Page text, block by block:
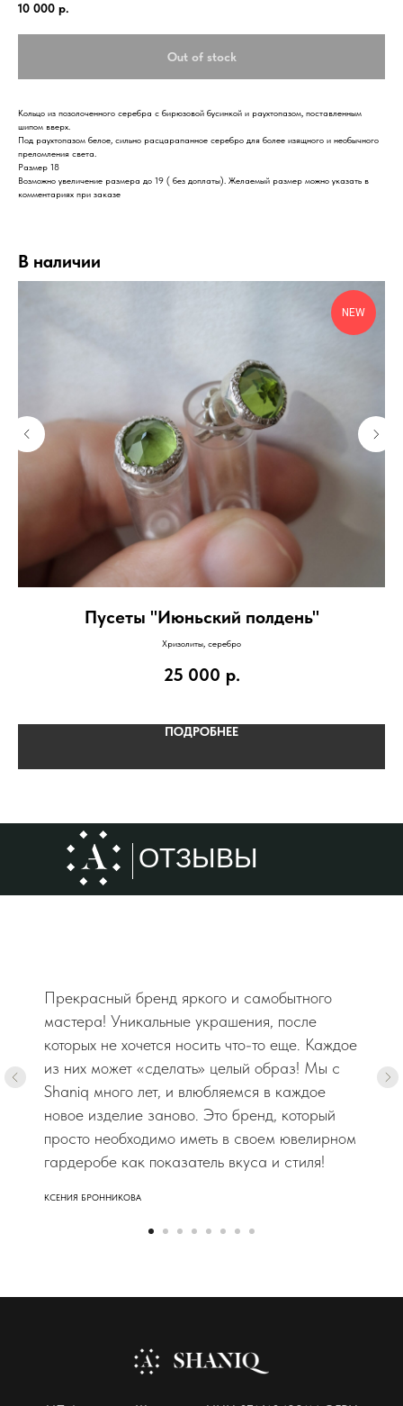
10 000 р.
Out of stock
Кольцо из позолоченного серебра с бирюзовой бусинкой и раухтопазом, поставленным
шипом вверх.
Под раухтопазом белое, сильно расцарапанное серебро для более изящного и необычного
преломления света.
Размер 18
Возможно увеличение размера до 19 ( без доплаты). Желаемый размер можно указать в
комментариях при заказе
В наличии
NEW
Пусеты "Июньский полдень"
Хризолиты, серебро
25 000 р.
ПОДРОБНЕЕ
ОТЗЫВЫ
Прекрасный бренд яркого и самобытного
мастера! Уникальные украшения, после
которых не хочется носить что-то еще. Каждое
из них может «сделать» целый образ! Мы с
Shaniq много лет, и влюбляемся в каждое
новое изделие заново. Это бренд, который
просто необходимо иметь в своем ювелирном
гардеробе как показатель вкуса и стиля!
КСЕНИЯ БРОННИКОВА